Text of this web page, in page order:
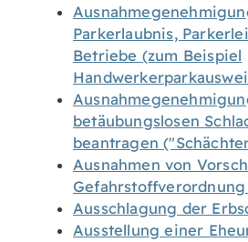
Parkerlaubnis,
Betriebe (zum Beispiel
betäubungslosen
beantragen
Ausnahmen von
Ausschlagung der
Ausstellung einer